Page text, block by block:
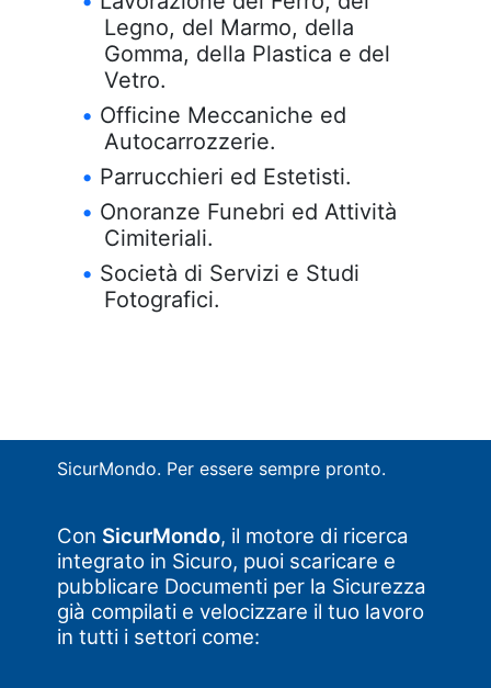
Legno, del Marmo, della
Gomma, della Plastica e del
Vetro.
Officine Meccaniche ed
Autocarrozzerie.
Parrucchieri ed Estetisti.
Onoranze Funebri ed Attività
Cimiteriali.
Società di Servizi e Studi
Fotografici.
SicurMondo. Per essere sempre pronto.
Con SicurMondo, il motore di ricerca
integrato in Sicuro, puoi scaricare e
pubblicare Documenti per la Sicurezza
già compilati e velocizzare il tuo lavoro
in tutti i settori come: